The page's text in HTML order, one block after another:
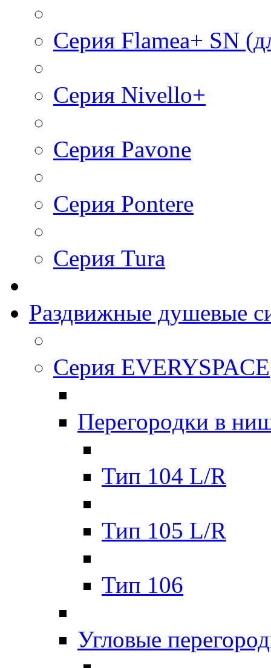
Серия Flamea+ SN
Серия Nivello+
Cерия Pavone
Серия Pontere
Серия Tura
Раздвижные душевые
Серия EVERYSPACE
Перегорoдки в
Тип 104 L/R
Тип 105 L/R
Тип 106
Углoвые